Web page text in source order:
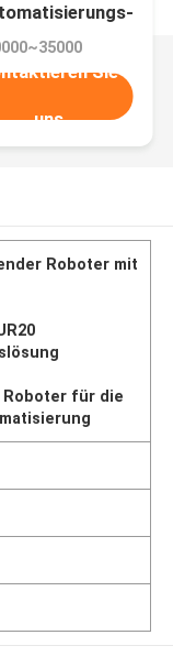
Sie
uns
Roboter mit
für die